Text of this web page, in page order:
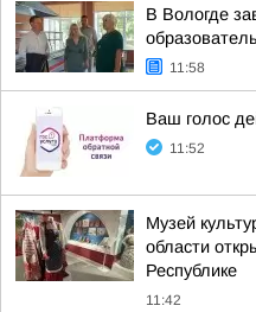
В Вологде
11:58
Ваш голос
11:52
Музей
области
Республике
11:42